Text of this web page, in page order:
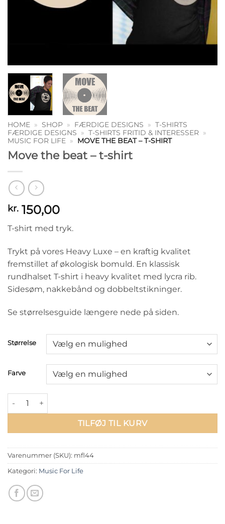
HOME » SHOP » FÆRDIGE DESIGNS » T-SHIRTS
FÆRDIGE DESIGNS
» T-SHIRTS FRITID & INTERESSER »
MUSIC FOR LIFE » MOVE THE BEAT – T-SHIRT
Move the beat – t-shirt
kr. 150,00
T-shirt med tryk.
Trykt på vores Heavy Luxe – en kraftig kvalitet
fremstillet af økologisk bomuld. En klassisk
rundhalset T-shirt i heavy kvalitet med lycra rib.
Sidesøm, nakkebånd og dobbeltstikninger.
Se størrelsesguide længere nede på siden.
Størrelse
Farve
Move the beat - t-shirt antal
TILFØJ TIL KURV
Varenummer (SKU): mfl44
Kategori: Music For Life